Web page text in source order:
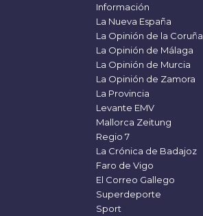
Información
La Nueva España
La Opinión de la Coruña
La Opinión de Málaga
La Opinión de Murcia
La Opinión de Zamora
La Provincia
Levante EMV
Mallorca Zeitung
Regio 7
La Crónica de Badajoz
Faro de Vigo
El Correo Gallego
Superdeporte
Sport